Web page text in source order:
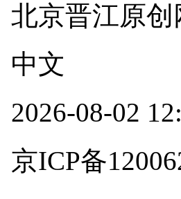
北京晋江原
中文
2026-08-02
京ICP备